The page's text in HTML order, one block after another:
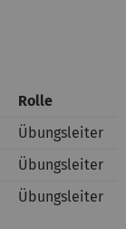
Rolle
Übungsleiter
Übungsleiter
Übungsleiter